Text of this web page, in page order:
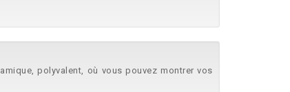
polyvalent, où vous pouvez montrer vos